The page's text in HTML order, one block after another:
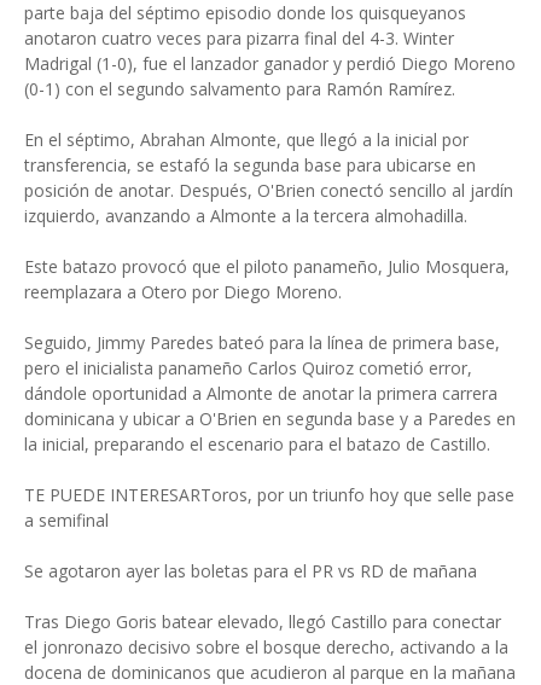
parte baja del séptimo episodio donde los quisqueyanos
anotaron cuatro veces para pizarra final del 4-3. Winter
Madrigal (1-0), fue el lanzador ganador y perdió Diego Moreno
(0-1) con el segundo salvamento para Ramón Ramírez.
En el séptimo, Abrahan Almonte, que llegó a la inicial por
transferencia, se estafó la segunda base para ubicarse en
posición de anotar. Después, O'Brien conectó sencillo al jardín
izquierdo, avanzando a Almonte a la tercera almohadilla.
Este batazo provocó que el piloto panameño, Julio Mosquera,
reemplazara a Otero por Diego Moreno.
Seguido, Jimmy Paredes bateó para la línea de primera base,
pero el inicialista panameño Carlos Quiroz cometió error,
dándole oportunidad a Almonte de anotar la primera carrera
dominicana y ubicar a O'Brien en segunda base y a Paredes en
la inicial, preparando el escenario para el batazo de Castillo.
TE PUEDE INTERESARToros, por un triunfo hoy que selle pase
a semifinal
Se agotaron ayer las boletas para el PR vs RD de mañana
Tras Diego Goris batear elevado, llegó Castillo para conectar
el jonronazo decisivo sobre el bosque derecho, activando a la
docena de dominicanos que acudieron al parque en la mañana